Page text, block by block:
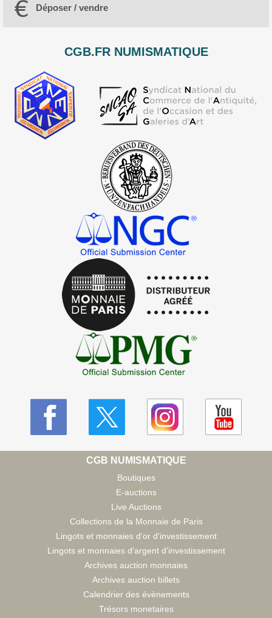
Déposer / vendre
CGB.FR NUMISMATIQUE
CGB NUMISMATIQUE
Boutiques
E-auctions
Live Auctions
Collections de la Monnaie de Paris
Lingots et monnaies d'or d'investissement
Lingots et monnaies d'argent d'investissement
Archives auction monnaies
Archives auction billets
Calendrier des évènements
Trésors monetaires